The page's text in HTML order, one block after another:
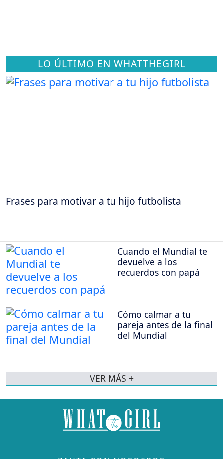
LO ÚLTIMO EN WHATTHEGIRL
Frases para motivar a tu hijo futbolista
Cuando el Mundial te
devuelve a los
recuerdos con papá
Cómo calmar a tu
pareja antes de la final
del Mundial
VER MÁS +